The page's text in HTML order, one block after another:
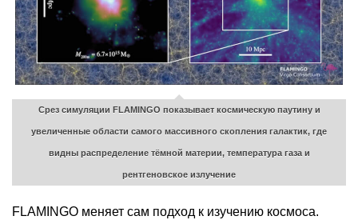
Срез симуляции FLAMINGO показывает космическую паутину и
увеличенные области самого массивного скопления галактик, где
видны распределение тёмной материи, температура газа и
рентгеновское излучение
FLAMINGO меняет сам подход к изучению космоса.